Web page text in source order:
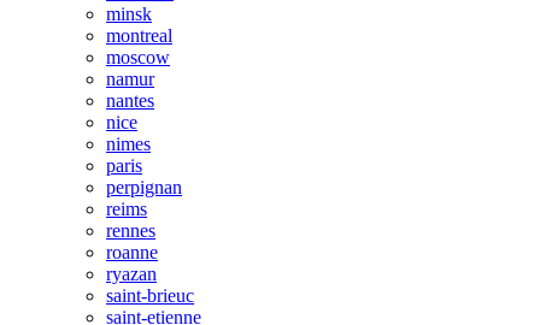
minsk
montreal
moscow
namur
nantes
nice
nimes
paris
perpignan
reims
rennes
roanne
ryazan
saint-brieuc
saint-etienne